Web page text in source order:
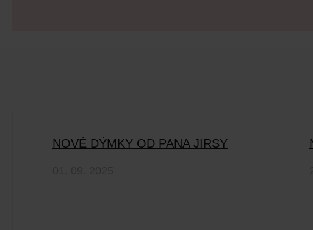
NOVÉ DÝMKY OD PANA JIRSY